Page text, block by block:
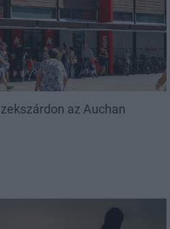
az Auchan